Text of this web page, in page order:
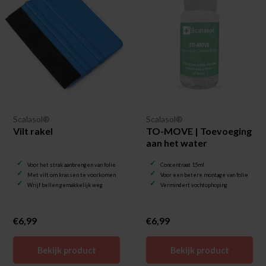
Scalasol®
Vilt rakel
Voor het strak aanbrengen van folie
Met vilt om krassen te voorkomen
Wrijf bellen gemakkelijk weg
€6,99
Bekijk product
Scalasol®
TO-MOVE | Toevoeging
aan het water
Concentraat 15ml
Voor een betere montage van folie
Vermindert vochtophoping
€6,99
Bekijk product